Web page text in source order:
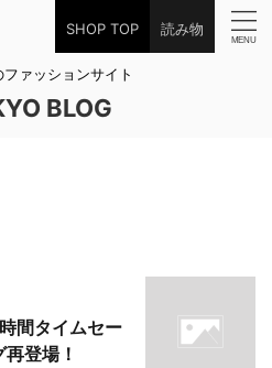
SHOP TOP 読み物
ァッションサイト
BLOG
間タイムセー
登場！